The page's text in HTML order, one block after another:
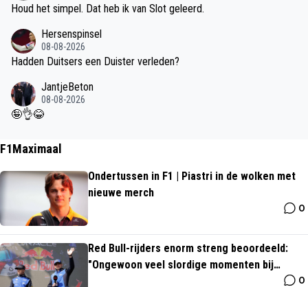
Houd het simpel. Dat heb ik van Slot geleerd.
Hersenspinsel
08-08-2026
Hadden Duitsers een Duister verleden?
JantjeBeton
08-08-2026
🤪👌😂
F1Maximaal
Ondertussen in F1 | Piastri in de wolken met
nieuwe merch
0
Red Bull-rijders enorm streng beoordeeld:
"Ongewoon veel slordige momenten bij
0